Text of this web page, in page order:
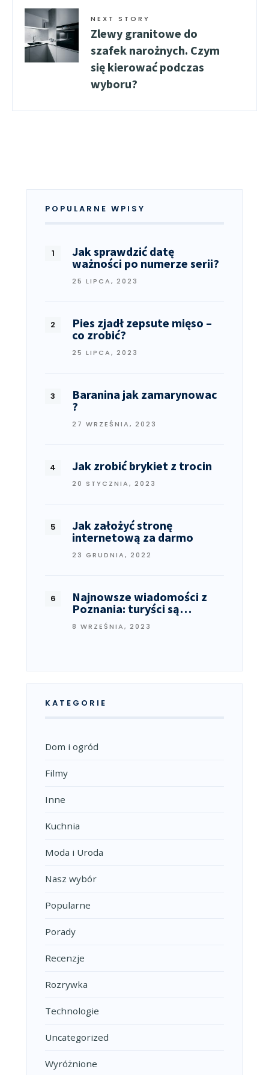
NEXT STORY
Zlewy granitowe do
szafek narożnych. Czym
się kierować podczas
wyboru?
POPULARNE WPISY
Jak sprawdzić datę
ważności po numerze serii?
25 LIPCA, 2023
Pies zjadł zepsute mięso –
co zrobić?
25 LIPCA, 2023
Baranina jak zamarynowac
?
27 WRZEŚNIA, 2023
Jak zrobić brykiet z trocin
20 STYCZNIA, 2023
Jak założyć stronę
internetową za darmo
23 GRUDNIA, 2022
Najnowsze wiadomości z
Poznania: turyści są…
8 WRZEŚNIA, 2023
KATEGORIE
Dom i ogród
Filmy
Inne
Kuchnia
Moda i Uroda
Nasz wybór
Popularne
Porady
Recenzje
Rozrywka
Technologie
Uncategorized
Wyróżnione